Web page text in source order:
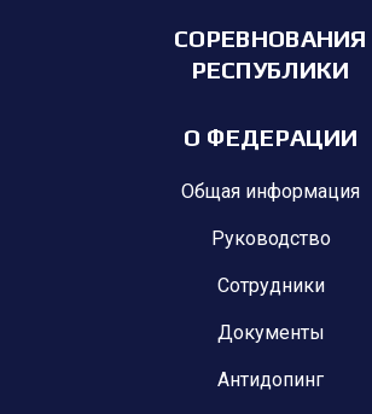
СОРЕВНОВАНИЯ
РЕСПУБЛИКИ
О ФЕДЕРАЦИИ
Общая информация
Руководство
Сотрудники
Документы
Антидопинг